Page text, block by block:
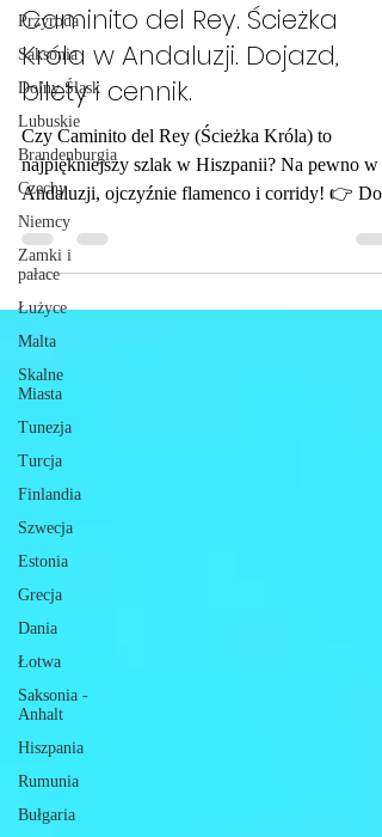
Przyroda
Saksonia
Dolny Śląsk
Lubuskie
Brandenburgia
Czechy
Niemcy
Zamki i
pałace
Łużyce
Malta
Skalne
Miasta
Tunezja
Turcja
Finlandia
Szwecja
Estonia
Grecja
Dania
Łotwa
Saksonia -
Anhalt
Hiszpania
Rumunia
Bułgaria
Caminito del Rey. Ścieżka
Króla w Andaluzji. Dojazd,
bilety i cennik.
Czy Caminito del Rey (Ścieżka Króla) to
najpiękniejszy szlak w Hiszpanii? Na pewno w
Andaluzji, ojczyźnie flamenco i corridy! 👉 Do
tego bajkowego wąwozu w południowej
Hiszpanii dotrzecie autem w około godziny od
Malagi, dokąd możecie wybrać się samolotem z
większości lotnisk w Polsce. Bilety w cenie 10
euro można kupić online, na stronie
https://www.caminitodelrey.info/en/tickets/buy ,
najlepiej z kilkumiesięcznym wyprzedzeniem.
Nie każdy jednak planuje wakacje w tak